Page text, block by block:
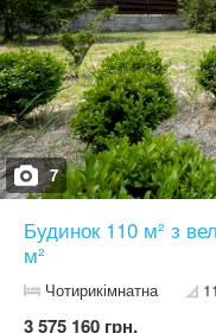
7
Будинок 110 м² з
м²
Чотирикімнатна
3 575 160 грн.